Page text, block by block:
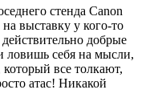
стенда Canon
выставку у кого-то
добрые
ловишь себя на мысли,
все толкают,
атас! Никакой